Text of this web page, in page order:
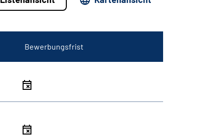
Bewerbungsfrist